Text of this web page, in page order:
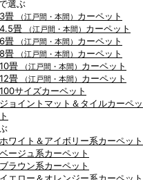
選ぶ
3畳
（江戸間・本間） カーペット
4.5畳
（江戸間・本間） カーペット
6畳
（江戸間・本間） カーペット
8畳
（江戸間・本間） カーペット
10畳
（江戸間・本間） カーペット
12畳
（江戸間・本間） カーペット
100サイズカーペット
ジョイントマット＆タイルカーペッ
ト
ホワイト＆アイボリー系カーペット
ベージュ系カーペット
ブラウン系カーペット
イエロー＆オレンジー系カーペット